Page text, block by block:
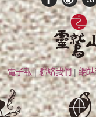
電子報|聯絡我們|網